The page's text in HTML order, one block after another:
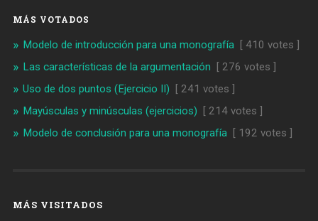
MÁS VOTADOS
Modelo de introducción para una monografía[ 410 votes ]
Las características de la argumentación [ 276 votes ]
Uso de dos puntos (Ejercicio II) [ 241 votes ]
Mayúsculas y minúsculas (ejercicios) [ 214 votes ]
Modelo de conclusión para una monografía[ 192 votes ]
MÁS VISITADOS